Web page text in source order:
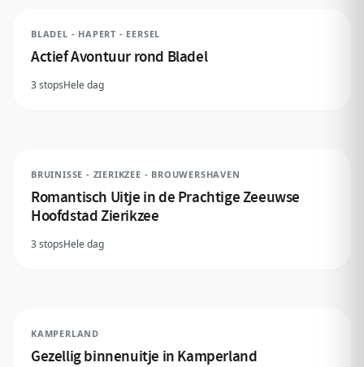
BLADEL - HAPERT - EERSEL
Actief Avontuur rond Bladel
3 stopsHele dag
BRUINISSE - ZIERIKZEE - BROUWERSHAVEN
Romantisch Uitje in de Prachtige Zeeuwse
Hoofdstad Zierikzee
3 stopsHele dag
KAMPERLAND
Gezellig binnenuitje in Kamperland